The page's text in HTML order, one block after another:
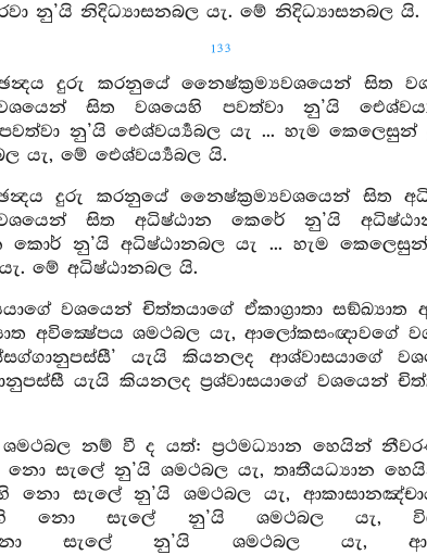
නු’යි නිදිධ්‍යාසනබල යැ. මේ නිදිධ්‍යාසනබල යි.
133
දුරු කරනුයේ නෛෂ්ක්‍රම්‍යවශයෙන් සිත
සිත වශයෙහි පවත්වා නු’යි
නු’යි ඓශ්වර්‍ය්‍යබල යැ ... හැම කෙලෙසුන්
යැ, මේ ඓශ්වර්‍ය්‍යබල යි.
දුරු කරනුයේ නෛෂ්ක්‍රම්‍යවශයෙන් සිත
සිත අධිෂ්ඨාන කෙරේ නු’යි
නු’යි අධිෂ්ඨානබල යැ ... හැම කෙලෙසුන්
මේ අධිෂ්ඨානබල යි.
වශයෙන් චිත්තයාගේ ඒකාග්‍රාතා සඞ්ඛ්‍යාත
අවික්‍ෂේපය ශමථබල යැ, ආලෝකසංඥාවගේ
යැයි කියනලද ආශ්වාසයාගේ
යැයි කියනලද ප්‍රශ්වාසයාගේ වශයෙන්
නම් වී ද යත්: ප්‍රථමධ්‍යාන හෙයින්
නො සැලේ නු’යි ශමථබල යැ, තෘතීයධ්‍යාන
නො සැලේ නු’යි ශමථබල යැ,
නො සැලේ නු’යි ශමථබල යැ,
නො සැලේ නු’යි ශමථබල යැ,